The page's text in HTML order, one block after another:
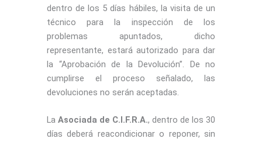
dentro de los 5 días hábiles, la visita de un
técnico para la inspección de los
problemas apuntados, dicho
representante, estará autorizado para dar
la “Aprobación de la Devolución”. De no
cumplirse el proceso señalado, las
devoluciones no serán aceptadas.
La Asociada de C.I.F.R.A., dentro de los 30
días deberá reacondicionar o reponer, sin